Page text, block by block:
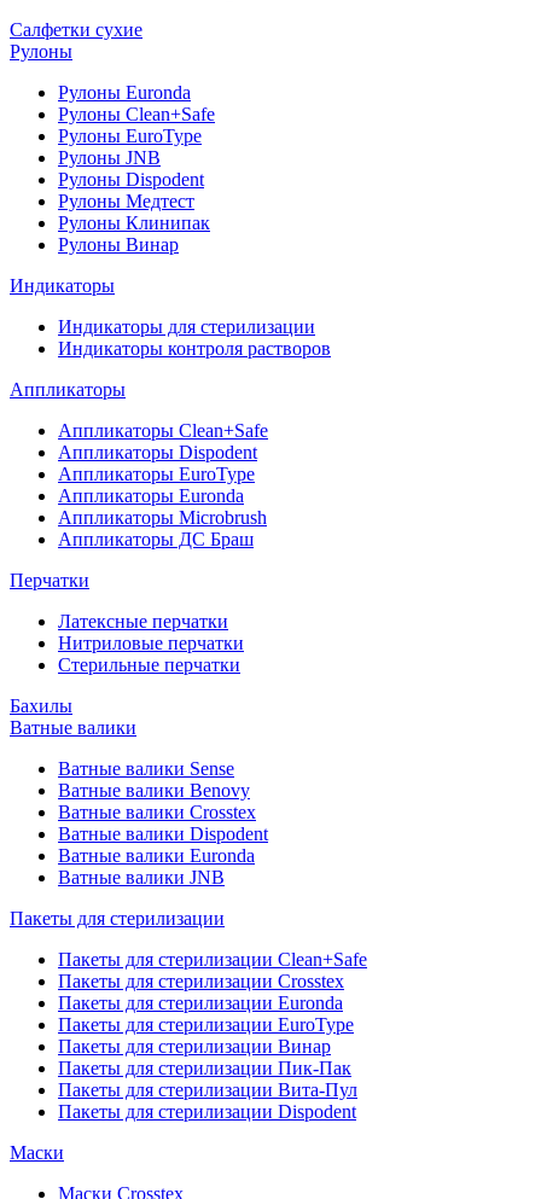
Салфетки сухие
Рулоны
Рулоны Euronda
Рулоны Clean+Safe
Рулоны EuroType
Рулоны JNB
Рулоны Dispodent
Рулоны Медтест
Рулоны Клинипак
Рулоны Винар
Индикаторы
Индикаторы для стерилизации
Индикаторы контроля растворов
Аппликаторы
Аппликаторы Clean+Safe
Аппликаторы Dispodent
Аппликаторы EuroType
Аппликаторы Euronda
Аппликаторы Microbrush
Аппликаторы ДС Браш
Перчатки
Латексные перчатки
Нитриловые перчатки
Стерильные перчатки
Бахилы
Ватные валики
Ватные валики Sense
Ватные валики Benovy
Ватные валики Crosstex
Ватные валики Dispodent
Ватные валики Euronda
Ватные валики JNB
Пакеты для стерилизации
Пакеты для стерилизации Clean+Safe
Пакеты для стерилизации Crosstex
Пакеты для стерилизации Euronda
Пакеты для стерилизации EuroType
Пакеты для стерилизации Винар
Пакеты для стерилизации Пик-Пак
Пакеты для стерилизации Вита-Пул
Пакеты для стерилизации Dispodent
Маски
Маски Crosstex